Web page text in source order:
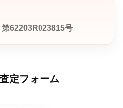
62203R023815号
定フォーム